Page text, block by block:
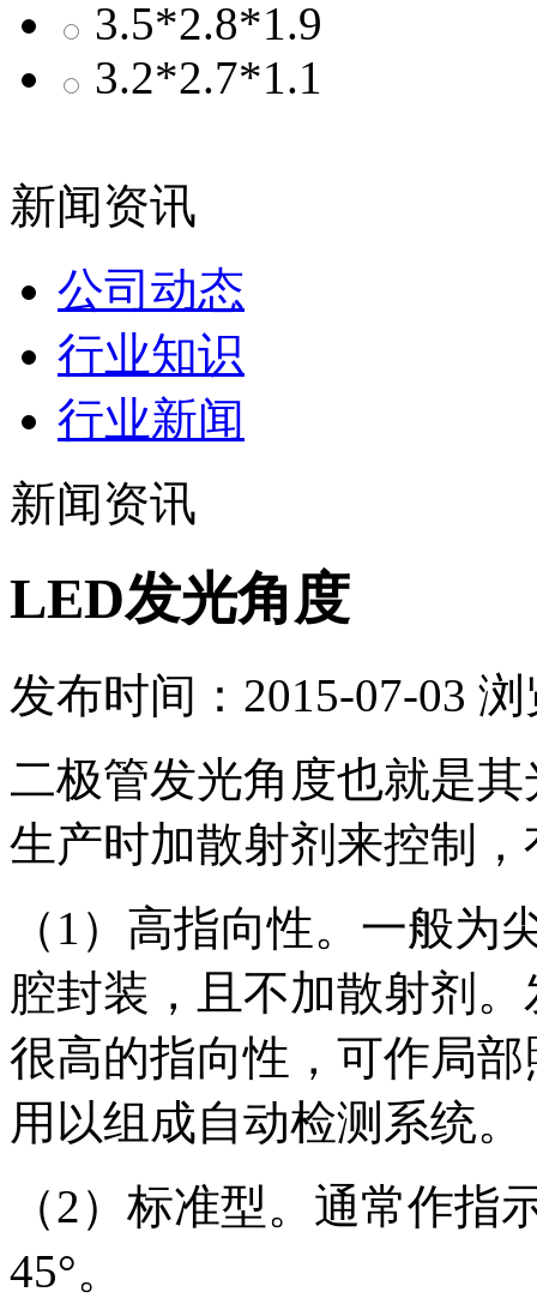
3.5*2.8*1.9
3.2*2.7*1.1
新闻资讯
公司动态
行业知识
行业新闻
新闻资讯
LED发光角度
发布时间：2015-07-03
二极管发光角度也就是
生产时加散射剂来控制
（1）高指向性。一般
腔封装，且不加散射剂
很高的指向性，可作局
用以组成自动检测系统。
（2）标准型。通常作
45°。